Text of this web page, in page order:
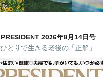
PRESIDENT 2026年8月14日号
ひとりで生きる老後の「正解」